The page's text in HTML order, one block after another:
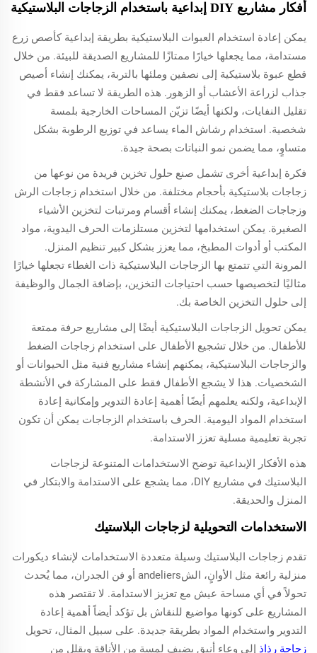
أفكار مشاريع DIY إبداعية باستخدام الزجاجات البلاستيكية
يمكن إعادة استخدام العبوات البلاستيكية بطريقة إبداعية كأصص زرع
مستدامة، مما يجعلها خيارًا ممتازًا للمشاريع الصديقة للبيئة. من خلال
قطع عبوة بلاستيكية إلى نصفين وملئها بالتربة، يمكنك إنشاء أصيص
جذاب لزراعة الأعشاب أو الزهور. هذه الطريقة لا تساعد فقط في
تقليل النفايات، ولكنها أيضًا تزيّن المساحات الخارجية بلمسة
شخصية. استخدام رشاش الماء يساعد في توزيع الرطوبة بشكل
متساوٍ، مما يضمن نمو النباتات بصحة جيدة.
فكرة إبداعية أخرى تشمل صنع حلول تخزين فريدة من نوعها من
زجاجات بلاستيكية بأحجام مختلفة. من خلال استخدام زجاجات الرش
وزجاجات الضغط، يمكنك إنشاء أقسام ومرتبات لتخزين الأشياء
الصغيرة. يمكن استخدامها لتخزين مستلزمات الحرف اليدوية، مواد
المكتب أو أدوات المطبخ، مما يعزز بشكل كبير تنظيم المنزل.
المرونة التي تتمتع بها الزجاجات البلاستيكية ذات الغطاء تجعلها خيارًا
مثاليًا لتخصيصها حسب احتياجات التخزين، بإضافة الجمال والوظيفة
إلى حلول التخزين الخاصة بك.
يمكن تحويل الزجاجات البلاستيكية أيضًا إلى مشاريع حرفة ممتعة
للأطفال. من خلال تشجيع الأطفال على استخدام زجاجات الضغط
والزجاجات البلاستيكية، يمكنهم إنشاء مشاريع فنية مثل الحيوانات أو
الشخصيات. هذا لا يشجع الأطفال فقط على المشاركة في الأنشطة
الإبداعية، ولكنه يعلمهم أيضًا أهمية إعادة التدوير وإمكانية إعادة
استخدام المواد اليومية. الحرف باستخدام الزجاجات يمكن أن تكون
تجربة تعليمية مسلية تعزز الاستدامة.
هذه الأفكار الإبداعية توضح الاستخدامات المتنوعة لزجاجات
البلاستيك في مشاريع DIY، مما يشجع على الاستدامة والابتكار في
المنزل والحديقة.
الاستخدامات التحويلية لزجاجات البلاستيك
تقدم زجاجات البلاستيك وسيلة متعددة الاستخدامات لإنشاء ديكورات
منزلية رائعة مثل الأوانٍ، الشandeliers أو فن الجدران، مما يُحدث
تحولاً في أي مساحة عيش مع تعزيز الاستدامة. لا تقتصر هذه
المشاريع على كونها مواضيع للنقاش بل تؤكد أيضاً أهمية إعادة
التدوير واستخدام المواد بطريقة جديدة. على سبيل المثال، تحويل
زجاجة رذاذ إلى وعاء أنيق يضيف لمسة من الأناقة ويقلل من